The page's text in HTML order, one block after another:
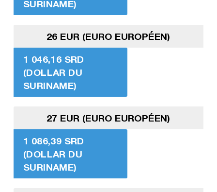
SURINAME)
26 EUR (EURO EUROPÉEN)
1 046,16 SRD
(DOLLAR DU
SURINAME)
27 EUR (EURO EUROPÉEN)
1 086,39 SRD
(DOLLAR DU
SURINAME)